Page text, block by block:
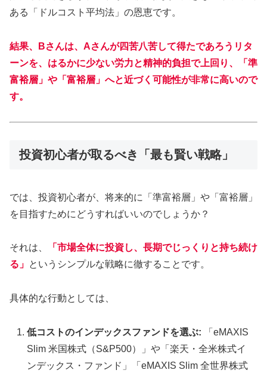
ある「ドルコスト平均法」の恩恵です。
結果、Bさんは、Aさんが四苦八苦して得たであろうリタ
ーンを、はるかに少ない労力と精神的負担で上回り、「準
富裕層」や「富裕層」へと近づく可能性が非常に高いので
す。
投資初心者が取るべき「最も賢い戦略」
では、投資初心者が、将来的に「準富裕層」や「富裕層」
を目指すためにどうすればいいのでしょうか？
それは、
「市場全体に投資し、長期でじっくりと持ち続け
る」 というシンプルな戦略に徹することです。
具体的な行動としては、
低コストのインデックスファンドを選ぶ: 「eMAXIS
Slim 米国株式（S&P500）」や「楽天・全米株式イ
ンデックス・ファンド」「eMAXIS Slim 全世界株式